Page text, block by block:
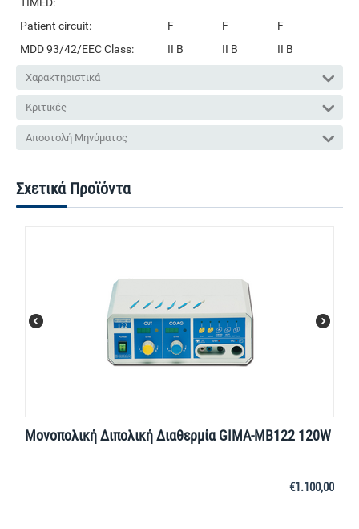
Patient circuit: F F
F
MDD 93/42/EEC Class:
II B II B II B
Χαρακτηριστικά
Κριτικές
Αποστολή Μηνύματος
Σχετικά Προϊόντα
Μονοπολική Διπολική Διαθερμία GIMA-ΜΒ122 120W
€1.100,00